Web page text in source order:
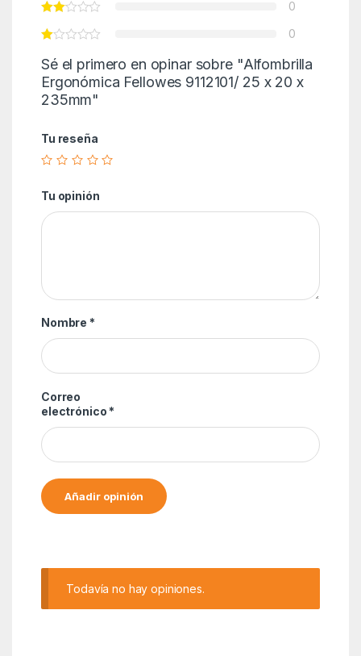
0
0
Sé el primero en opinar sobre "Alfombrilla
Ergonómica Fellowes 9112101/ 25 x 20 x
235mm"
Tu reseña
Tu opinión
Nombre *
Correo
electrónico *
Todavía no hay opiniones.